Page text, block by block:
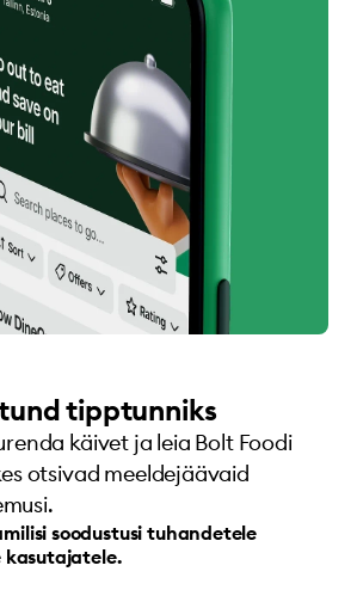
tipptunniks
käivet ja leia Bolt Foodi
otsivad meeldejäävaid
soodustusi tuhandetele